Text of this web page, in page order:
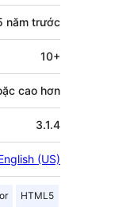
năm trước
10+
cao hơn
3.1.4
(US)
HTML5